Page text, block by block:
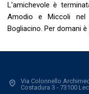
L'amichevole è
Amodio e Miccoli
Bogliacino. Per domani
Via Colonnello
Costadura 3 - 73100